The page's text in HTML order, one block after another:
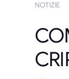
NOTIZIE